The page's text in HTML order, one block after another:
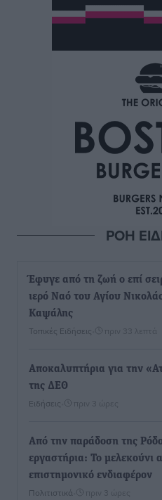
ΡΟΗ
Έφυγε από τη ζωή ο επί
ιερό Ναό του Αγίου
Καψάλης
Τοπικές Ειδήσεις πριν 33 λεπτά
Αποκαλυπτήρια για την
της ΔΕΘ
Ειδήσεις πριν 3 ώρες
Από την παράδοση της
εργαστήρια: Το μελεκούνι
επιστημονικό ενδιαφέρον
Πολιτιστικά πριν 3 ώρες